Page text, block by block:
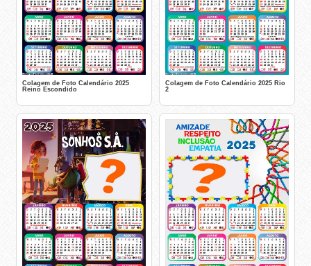
Colagem de Foto Calendário 2025
Reino Escondido
Colagem de Foto Calendário 2025 Rio
2